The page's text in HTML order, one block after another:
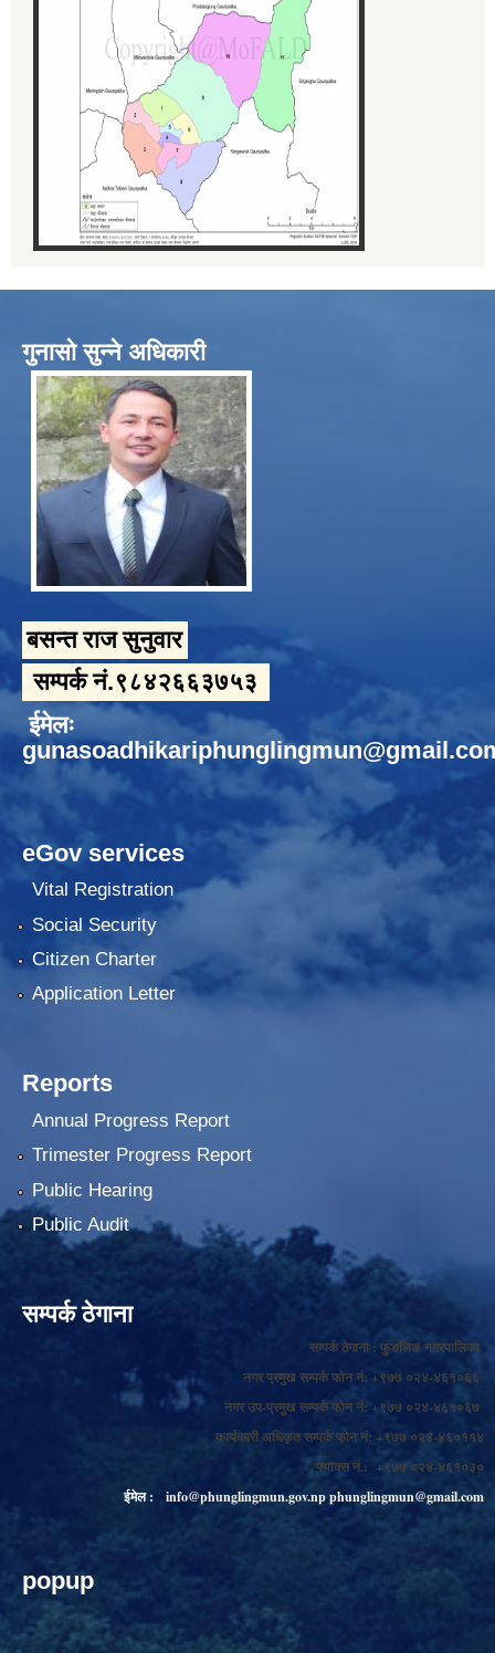
गुनासो सुन्ने अधिकारी
बसन्त राज सुनुवार
सम्पर्क नं.९८४२६६३७५३
ईमेलः
eGov services
Vital Registration
Social Security
Citizen Charter
Application Letter
Reports
Annual Progress Report
Trimester Progress Report
Public Hearing
Public Audit
सम्पर्क ठेगाना
सम्पर्क ठेगाना : फुङलिङ नगरपालिका
नगर प्रमुख सम्पर्क फोन नं: +९७७ ०२४-४६१०६६
नगर उप-प्रमुख सम्पर्क फोन नं: +९७७ ०२४-४६१०६७
कार्यकारी अधिकृत सम्पर्क फोन नं: +९७७ ०२४-४६०११४
फ्याक्स नं.: +९७७ ०२४-४६१०३०
ईमेल :
info@phunglingmun.gov.npphunglingmun@gmail.com
popup